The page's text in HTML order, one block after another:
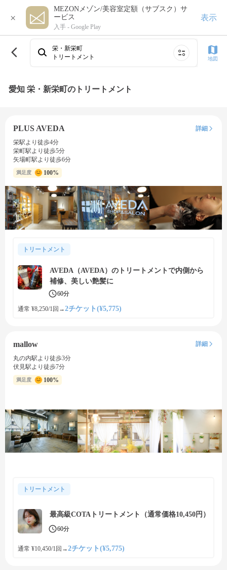
×
MEZONメゾン/美容室定額（サブスク）サ
ービス
入手 - Google Play
表示
栄・新栄町
トリートメント
地図
愛知 栄・新栄町のトリートメント
PLUS AVEDA
詳細
栄駅より徒歩4分
栄町駅より徒歩5分
矢場町駅より徒歩6分
満足度 100%
トリートメント
AVEDA（AVEDA）のトリートメントで内側から
補修、美しい艶髪に
60分
通常 ¥8,250/1回 →2チケット(¥5,775)
mallow
詳細
丸の内駅より徒歩3分
伏見駅より徒歩7分
満足度 100%
トリートメント
最高級COTAトリートメント（通常価格10,450円）
60分
通常 ¥10,450/1回 →2チケット(¥5,775)